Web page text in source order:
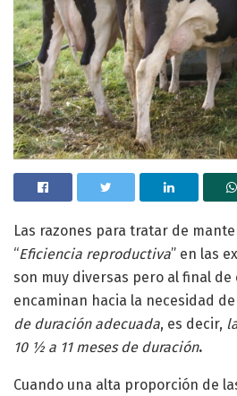
Las razones para tratar de
“Eficiencia reproductiva” en las
son muy diversas pero al final de
encaminan hacia la necesidad
de duración adecuada, es decir,
10 ½ a 11 meses de duración.
Cuando una alta proporción de